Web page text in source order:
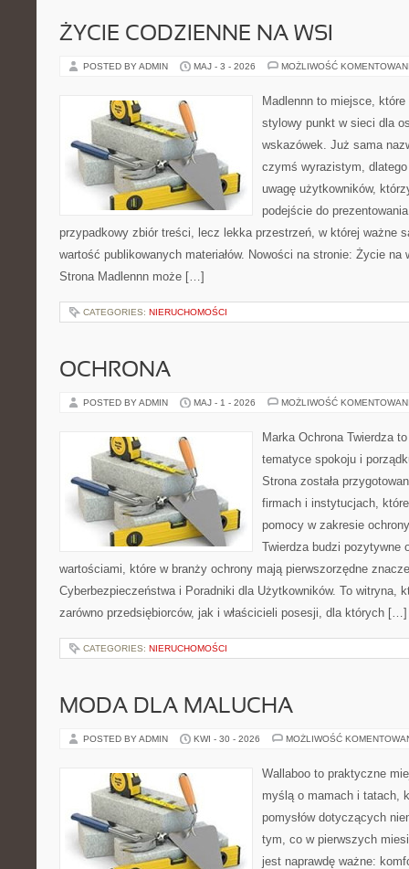
ŻYCIE CODZIENNE NA WSI
POSTED BY ADMIN MAJ - 3 - 2026 MOŻLIWOŚĆ
Madlennn to miejsce,
stylowy punkt w sieci dla
wskazówek. Już sama
czymś wyrazistym,
uwagę użytkowników,
podejście do
przypadkowy zbiór treści, lecz lekka przestrzeń, w której ważne
wartość publikowanych materiałów. Nowości na stronie: Życie na
Strona Madlennn może […]
CATEGORIES: NIERUCHOMOŚCI
OCHRONA
POSTED BY ADMIN MAJ - 1 - 2026 MOŻLIWOŚĆ
Marka Ochrona Twierdza
tematyce spokoju i
Strona została
firmach i instytucjach,
pomocy w zakresie
Twierdza budzi pozytywne
wartościami, które w branży ochrony mają pierwszorzędne
Cyberbezpieczeństwa i Poradniki dla Użytkowników. To witryna,
zarówno przedsiębiorców, jak i właścicieli posesji, dla których […]
CATEGORIES: NIERUCHOMOŚCI
MODA DLA MALUCHA
POSTED BY ADMIN KWI - 30 - 2026 MOŻLIWOŚĆ
Wallaboo to praktyczne
myślą o mamach i tatach,
pomysłów dotyczących
tym, co w pierwszych
jest naprawdę ważne: